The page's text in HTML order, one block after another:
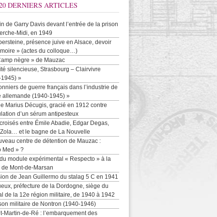
DERNIERS ARTICLES
de Garry Davis devant l’entrée de la prison
Midi, en 1949
présence juive en Alsace, devoir
» (actes du colloque…)
nègre » de Mauzac
silencieuse, Strasbourg – Clairvivre
»
de guerre français dans l’industrie de
allemande (1940-1945) »
Marius Décugis, gracié en 1912 contre
d’un sérum antipesteux
entre Émile Abadie, Edgar Degas,
et le bagne de La Nouvelle
centre de détention de Mauzac :
Med » ?
module expérimental « Respecto » à la
Mont-de-Marsan
de Jean Guillermo du stalag 5 C en 1941
préfecture de la Dordogne, siège du
de la 12e région militaire, de 1940 à 1942
militaire de Nontron (1940-1946)
Martin-de-Ré : l’embarquement des